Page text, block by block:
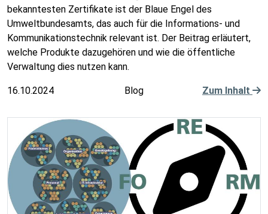
bekanntesten Zertifikate ist der Blaue Engel des
Umweltbundesamts, das auch für die Informations- und
Kommunikationstechnik relevant ist. Der Beitrag erläutert,
welche Produkte dazugehören und wie die öffentliche
Verwaltung dies nutzen kann.
16.10.2024 Blog Zum Inhalt